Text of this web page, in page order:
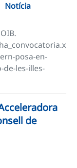
Notícia
posa-en-
les-illes-
de